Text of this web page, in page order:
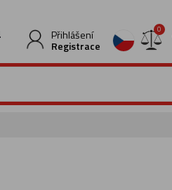
Přihlášení
Registrace
0